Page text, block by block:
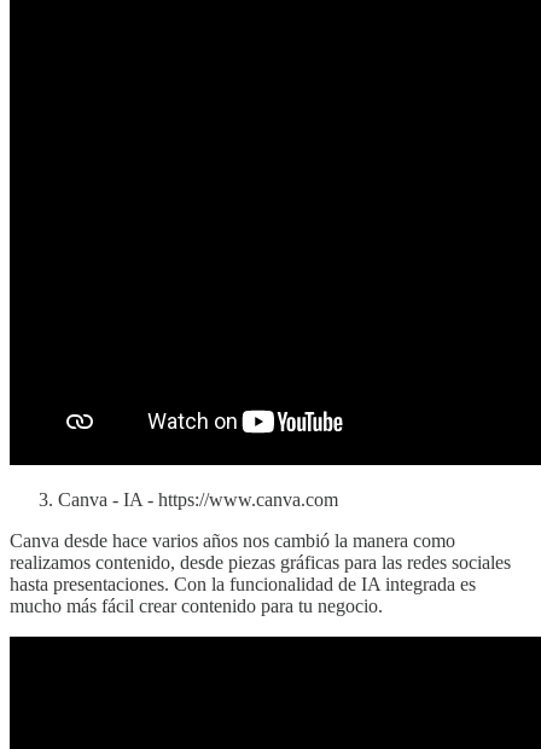
Canva - IA - https://www.canva.com
Canva desde hace varios años nos cambió la manera como
realizamos contenido, desde piezas gráficas para las redes sociales
hasta presentaciones. Con la funcionalidad de IA integrada es
mucho más fácil crear contenido para tu negocio.